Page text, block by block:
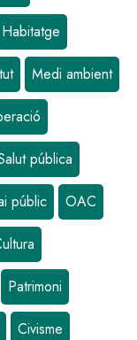
Habitatge
Medi ambient
pública
públic OAC
Patrimoni
Civisme